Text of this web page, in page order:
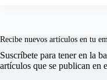
Recibe nuevos artículos en tu
Suscríbete para tener en la
artículos que se publican en